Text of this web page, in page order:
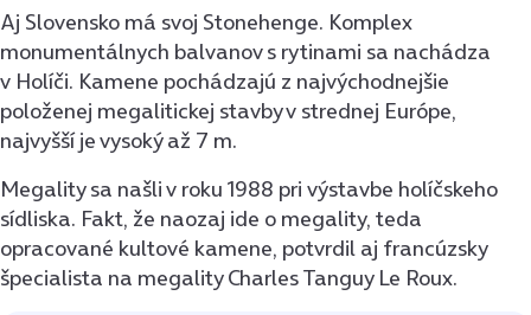
Aj Slovensko má svoj Stonehenge. Komplex
monumentálnych balvanov s rytinami sa nachádza
v Holíči. Kamene pochádzajú z najvýchodnejšie
položenej megalitickej stavby v strednej Európe,
najvyšší je vysoký až 7 m.
Megality sa našli v roku 1988 pri výstavbe holíčskeho
sídliska. Fakt, že naozaj ide o megality, teda
opracované kultové kamene, potvrdil aj francúzsky
špecialista na megality Charles Tanguy Le Roux.